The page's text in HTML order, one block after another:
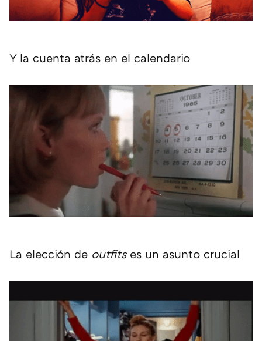
Y la cuenta atrás en el calendario
La elección de outfitses un asunto crucial